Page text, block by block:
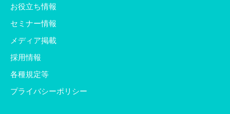
お役立ち情報
セミナー情報
メディア掲載
採用情報
各種規定等
プライバシーポリシー